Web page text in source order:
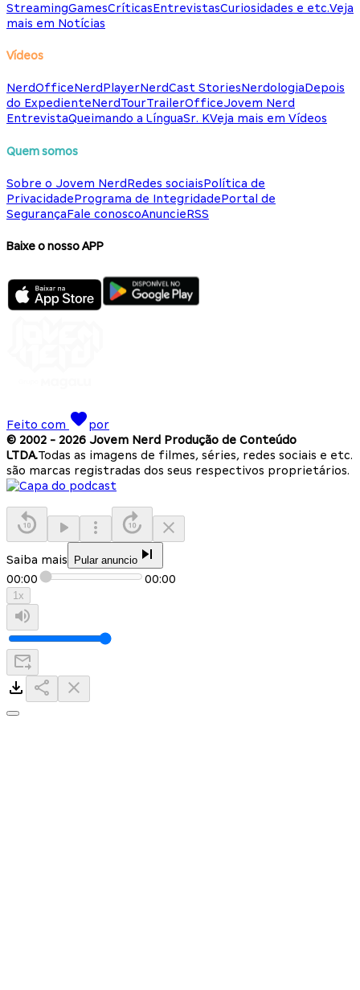
StreamingGamesCríticasEntrevistasCuriosidades e etc.Veja
mais em Notícias
Vídeos
NerdOfficeNerdPlayerNerdCast StoriesNerdologiaDepois
do ExpedienteNerdTourTrailerOfficeJovem Nerd
EntrevistaQueimando a LínguaSr. KVeja mais em Vídeos
Quem somos
Sobre o Jovem NerdRedes sociaisPolítica de
PrivacidadePrograma de IntegridadePortal de
SegurançaFale conoscoAnuncieRSS
Baixe o nosso APP
Feito com
por
© 2002 - 2026 Jovem Nerd Produção de Conteúdo
LTDA.Todas as imagens de filmes, séries, redes sociais e etc.
são marcas registradas dos seus respectivos proprietários.
Saiba mais Pular anuncio
00:00 00:00
1x